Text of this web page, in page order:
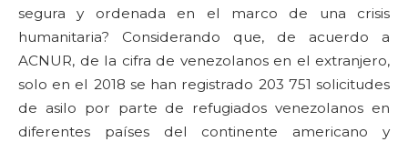
segura y ordenada en el marco de una crisis
humanitaria? Considerando que, de acuerdo a
ACNUR, de la cifra de venezolanos en el extranjero,
solo en el 2018 se han registrado 203 751 solicitudes
de asilo por parte de refugiados venezolanos en
diferentes países del continente americano y